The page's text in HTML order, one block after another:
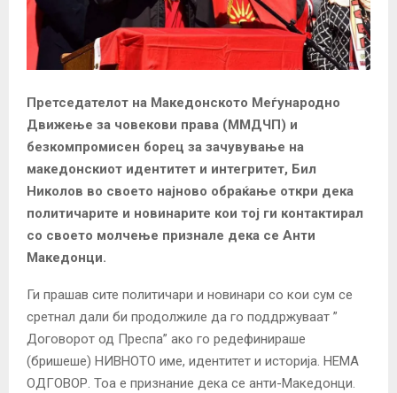
Претседателот на Македонското Меѓународно
Движење за човекови права (ММДЧП) и
безкомпромисен борец за зачувување на
македонскиот идентитет и интегритет, Бил
Николов во своето најново обраќање откри дека
политичарите и новинарите кои тој ги контактирал
со своето молчење признале дека се Анти
Македонци.
Ги прашав сите политичари и новинари со кои сум се
сретнал дали би продолжиле да го поддржуваат ”
Договорот од Преспа” ако го редефинираше
(бришеше) НИВНОТО име, идентитет и историја. НЕМА
ОДГОВОР. Тоа е признание дека се анти-Македонци.